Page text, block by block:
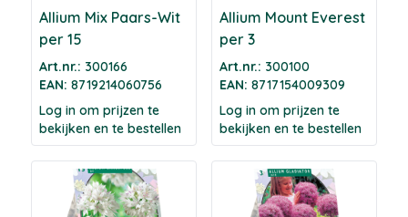
Allium Mix Paars-Wit
per 15
Art.nr.: 300166
EAN: 8719214060756
Log in om prijzen te
bekijken en te bestellen
Allium Mount Everest
per 3
Art.nr.: 300100
EAN: 8717154009309
Log in om prijzen te
bekijken en te bestellen